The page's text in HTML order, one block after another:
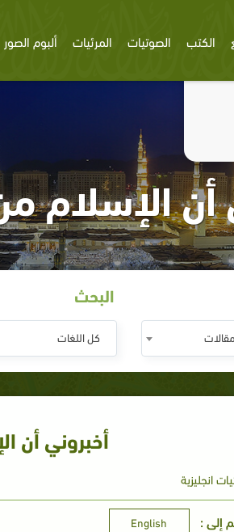
We
الكتب الصوتيات المرئيات ألبوم الصور
أن الإسلام
البحث
كل اللغات
أخبروني أن
انجليزية
إلى : English